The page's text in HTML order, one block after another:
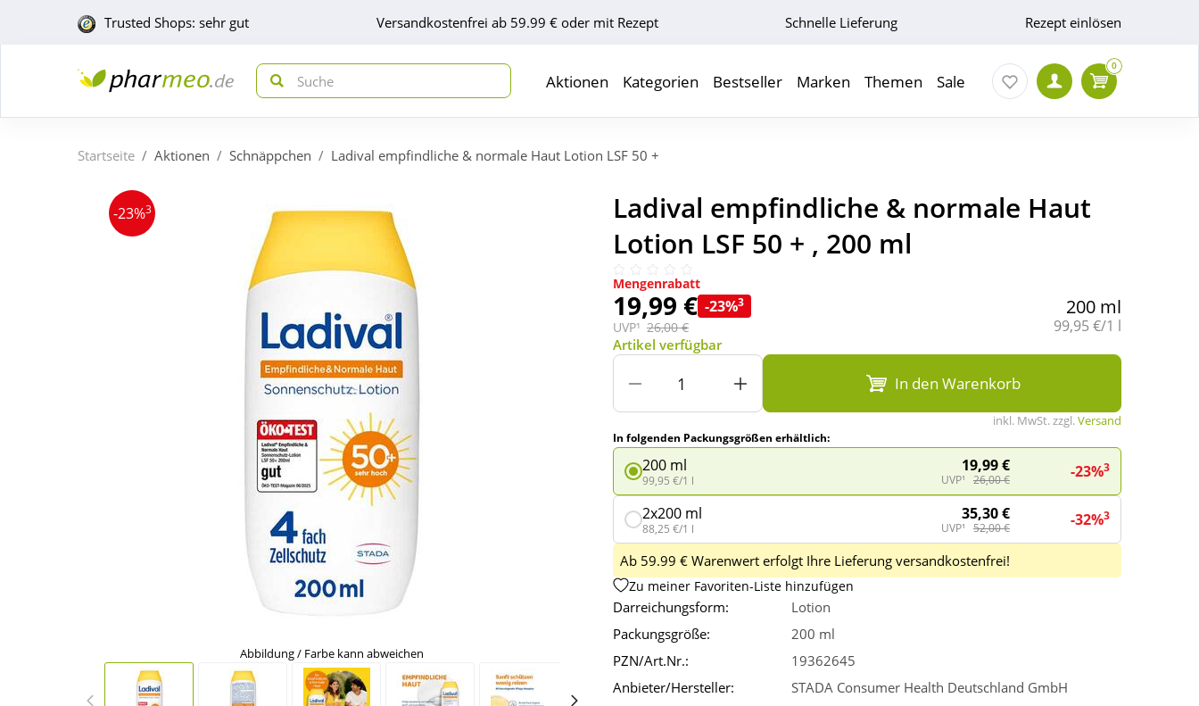
Trusted Shops: sehr gut Versandkostenfrei ab 59.99 € oder mit Rezept Schnelle Lieferung Rezept einlösen
Aktionen Kategorien Bestseller Marken Themen Sale
0
Startseite Aktionen Schnäppchen Ladival empfindliche & normale Haut Lotion LSF 50 +
-23%3
Abbildung / Farbe kann abweichen
Ladival empfindliche & normale Haut
Lotion LSF 50 + , 200 ml
Mengenrabatt
19,99 € -23%3
UVP¹ 26,00 €
200 ml
Grundpreis:
99,95 €/1 l
Artikel verfügbar
In den Warenkorb
inkl. MwSt. zzgl.Versand
In folgenden Packungsgrößen erhältlich:
200 ml
99,95 €/1 l
19,99 €
UVP¹ 26,00 € -23%3
2x200 ml
88,25 €/1 l
35,30 €
UVP¹ 52,00 € -32%3
Ab 59.99 € Warenwert erfolgt Ihre Lieferung versandkostenfrei!
Zu meiner Favoriten-Liste hinzufügen
Darreichungsform:
Lotion
Packungsgröße:
200 ml
PZN/Art.Nr.:
19362645
Anbieter/Hersteller:
STADA Consumer Health Deutschland GmbH